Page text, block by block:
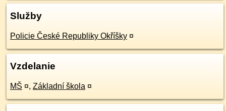
Služby
Policie České Republiky Okříšky ¤
Vzdelanie
MŠ ¤, Základní škola ¤